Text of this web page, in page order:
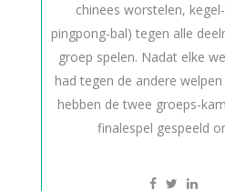
chinees worstelen,
pingpong-bal) tegen alle
groep spelen. Nadat elke
had tegen de andere
hebben de twee groeps-
finalespel gespeeld